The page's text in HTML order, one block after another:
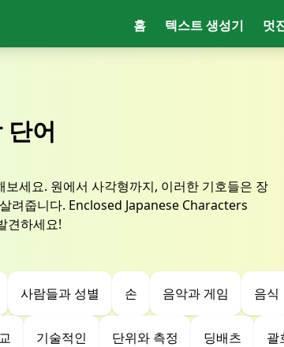
홈 텍스트 생성기 멋
단어
세요. 원에서 사각형까지, 이러한 기호들은 장
려줍니다. Enclosed Japanese Characters
견하세요!
사람들과 성별 손 음악과 게임 음식
기술적인 단위와 측정 딩배츠 괄